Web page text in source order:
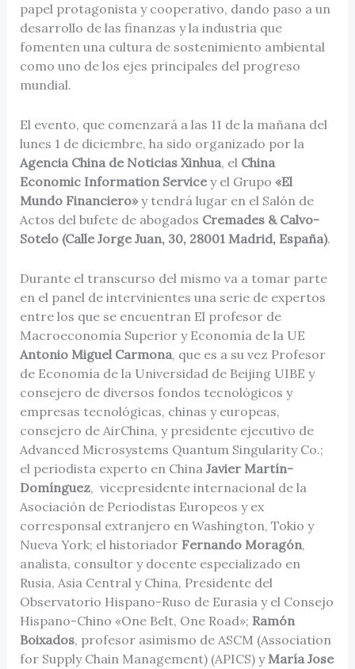
papel protagonista y cooperativo, dando paso a un
desarrollo de las finanzas y la industria que
fomenten una cultura de sostenimiento ambiental
como uno de los ejes principales del progreso
mundial.
El evento, que comenzará a las 11 de la mañana del
lunes 1 de diciembre, ha sido organizado por la
Agencia China de Noticias Xinhua, el China
Economic Information Servicey el Grupo «El
Mundo Financiero»y tendrá lugar en el Salón de
Actos del bufete de abogados Cremades & Calvo-
Sotelo (Calle Jorge Juan, 30, 28001 Madrid, España).
Durante el transcurso del mismo va a tomar parte
en el panel de intervinientes una serie de expertos
entre los que se encuentran El profesor de
Macroeconomía Superior y Economía de la UE
Antonio Miguel Carmona, que es a su vez Profesor
de Economía de la Universidad de Beijing UIBE y
consejero de diversos fondos tecnológicos y
empresas tecnológicas, chinas y europeas,
consejero de AirChina, y presidente ejecutivo de
Advanced Microsystems Quantum Singularity Co.;
el periodista experto en China Javier Martín-
Domínguez, vicepresidente internacional de la
Asociación de Periodistas Europeos y ex
corresponsal extranjero en Washington, Tokio y
Nueva York; el historiador Fernando Moragón,
analista, consultor y docente especializado en
Rusia, Asia Central y China, Presidente del
Observatorio Hispano-Ruso de Eurasia y el Consejo
Hispano-Chino «One Belt, One Road»; Ramón
Boixados, profesor asimismo de ASCM (Association
for Supply Chain Management) (APICS) y María Jose